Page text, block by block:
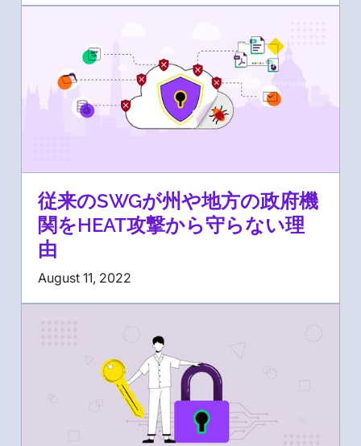
従来のSWGが州や地方の政府機
関をHEAT攻撃から守らない理
由
August 11, 2022